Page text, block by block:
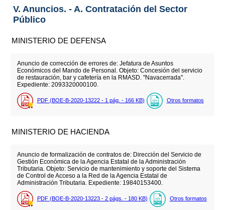
V. Anuncios. - A. Contratación del Sector
Público
MINISTERIO DE DEFENSA
Anuncio de corrección de errores de: Jefatura de Asuntos
Económicos del Mando de Personal. Objeto: Concesión del servicio
de restauración, bar y cafetería en la RMASD. "Navacerrada".
Expediente: 2093320000100.
PDF (BOE-B-2020-13222 - 1 pág. - 166 KB) Otros formatos
MINISTERIO DE HACIENDA
Anuncio de formalización de contratos de: Dirección del Servicio de
Gestión Económica de la Agencia Estatal de la Administración
Tributaria. Objeto: Servicio de mantenimiento y soporte del Sistema
de Control de Acceso a la Red de la Agencia Estatal de
Administración Tributaria. Expediente: 19840153400.
PDF (BOE-B-2020-13223 - 2 págs. - 180 KB) Otros formatos